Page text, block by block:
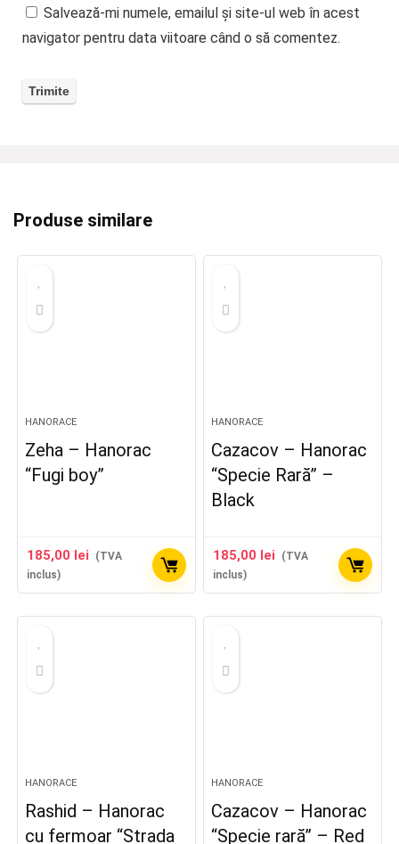
Salvează-mi numele, emailul și site-ul web în acest
navigator pentru data viitoare când o să comentez.
Produse similare
HANORACE
Zeha – Hanorac
“Fugi boy”
185,00 lei
(TVA
inclus)
HANORACE
Cazacov – Hanorac
“Specie Rară” –
Black
185,00 lei
(TVA
inclus)
HANORACE
Rashid – Hanorac
cu fermoar “Strada
HANORACE
Cazacov – Hanorac
“Specie rară” – Red